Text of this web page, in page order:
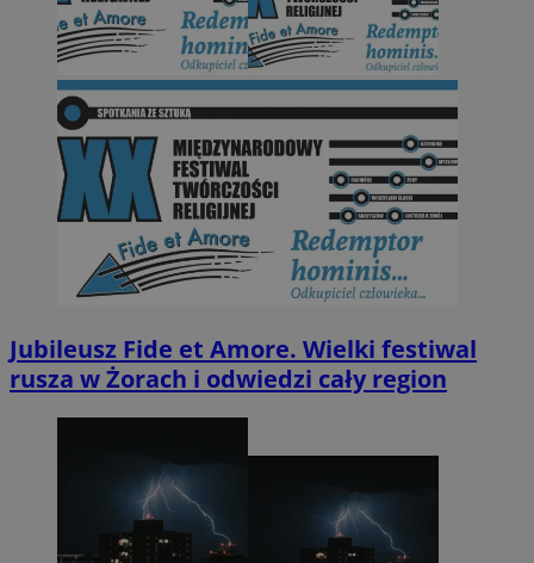
Jubileusz Fide et Amore. Wielki festiwal
rusza w Żorach i odwiedzi cały region